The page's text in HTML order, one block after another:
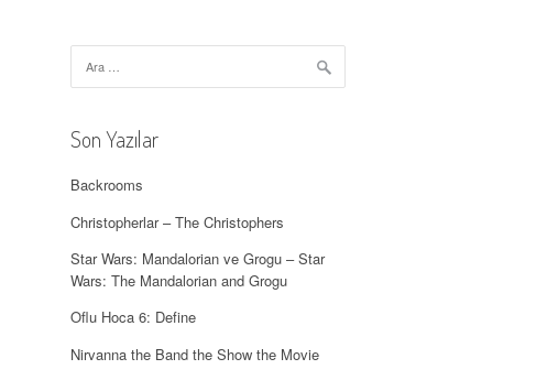
Son Yazılar
Backrooms
Christopherlar – The Christophers
Star Wars: Mandalorian ve Grogu – Star
Wars: The Mandalorian and Grogu
Oflu Hoca 6: Define
Nirvanna the Band the Show the Movie